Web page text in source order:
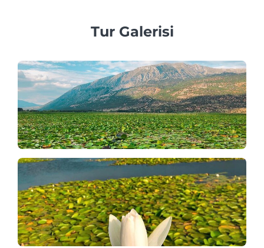
Tur Galerisi